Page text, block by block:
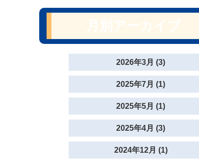
2026年3月 (3)
2025年7月 (1)
2025年5月 (1)
2025年4月 (3)
2024年12月 (1)